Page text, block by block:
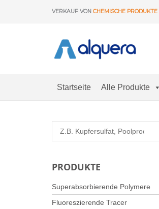
VERKAUF VON CHEMISCHE PRODUKTE
Startseite Alle Produkte
PRODUKTE
Superabsorbierende Polymere
Fluoreszierende Tracer